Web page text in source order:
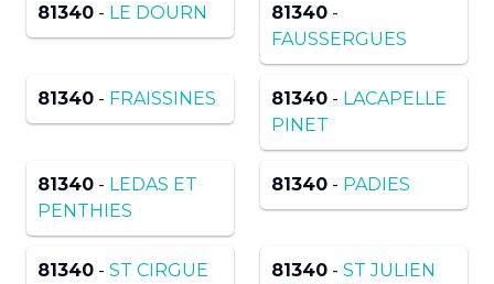
81340 - LE DOURN 81340 -
FAUSSERGUES
81340 - FRAISSINES 81340 - LACAPELLE
PINET
81340 - LEDAS ET
PENTHIES
81340 - PADIES
81340 - ST CIRGUE 81340 - ST JULIEN